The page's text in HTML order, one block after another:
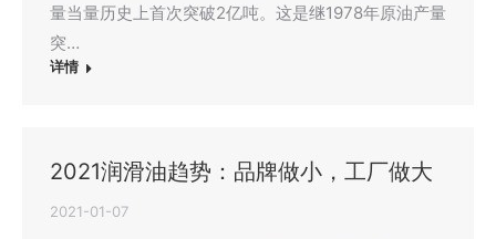
量当量历史上首次突破2亿吨。这是继1978年原油产量
突…
详情
2021润滑油趋势：品牌做小，工厂做大
2021-01-07